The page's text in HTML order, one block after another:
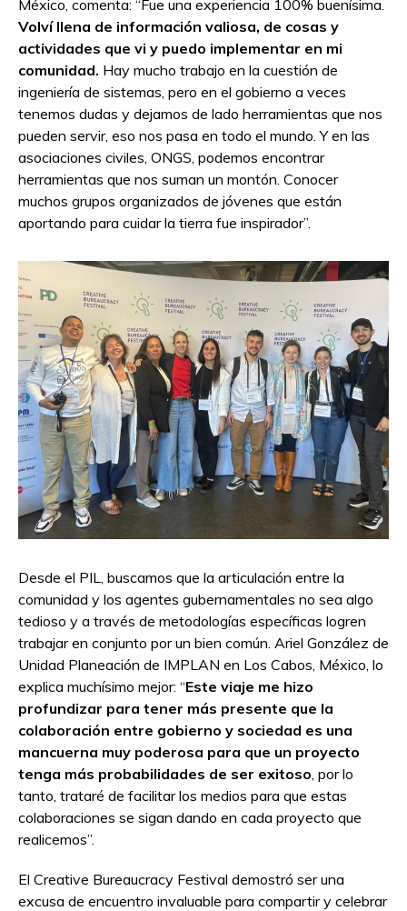
México, comenta: “Fue una experiencia 100% buenísima.
Volví llena de información valiosa, de cosas y
actividades que vi y puedo implementar en mi
comunidad. Hay mucho trabajo en la cuestión de
ingeniería de sistemas, pero en el gobierno a veces
tenemos dudas y dejamos de lado herramientas que nos
pueden servir, eso nos pasa en todo el mundo. Y en las
asociaciones civiles, ONGS, podemos encontrar
herramientas que nos suman un montón. Conocer
muchos grupos organizados de jóvenes que están
aportando para cuidar la tierra fue inspirador”.
Desde el PIL, buscamos que la articulación entre la
comunidad y los agentes gubernamentales no sea algo
tedioso y a través de metodologías específicas logren
trabajar en conjunto por un bien común. Ariel González de
Unidad Planeación de IMPLAN en Los Cabos, México, lo
explica muchísimo mejor: “Este viaje me hizo
profundizar para tener más presente que la
colaboración entre gobierno y sociedad es una
mancuerna muy poderosa para que un proyecto
tenga más probabilidades de ser exitoso , por lo
tanto, trataré de facilitar los medios para que estas
colaboraciones se sigan dando en cada proyecto que
realicemos”.
El Creative Bureaucracy Festival demostró ser una
excusa de encuentro invaluable para compartir y celebrar